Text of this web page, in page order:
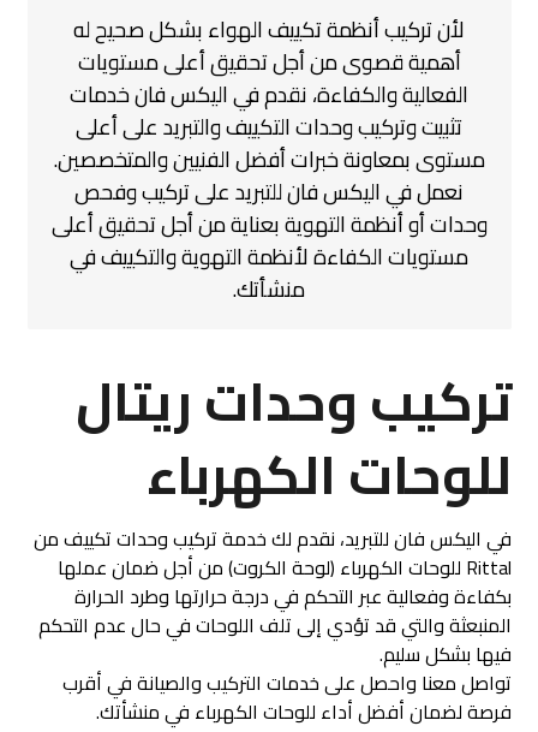
لأن تركيب أنظمة تكييف الهواء بشكل صحيح له
أهمية قصوى من أجل تحقيق أعلى مستويات
الفعالية والكفاءة، نقدم في اليكس فان خدمات
تثبيت وتركيب وحدات التكييف والتبريد على أعلى
مستوى بمعاونة خبرات أفضل الفنيين والمتخصصين.
نعمل في اليكس فان للتبريد على تركيب وفحص
وحدات أو أنظمة التهوية بعناية من أجل تحقيق أعلى
مستويات الكفاءة لأنظمة التهوية والتكييف في
منشأتك.
تركيب وحدات ريتال
للوحات الكهرباء
في اليكس فان للتبريد، نقدم لك خدمة تركيب وحدات تكييف من
Rittal للوحات الكهرباء (لوحة الكروت) من أجل ضمان عملها
بكفاءة وفعالية عبر التحكم في درجة حرارتها وطرد الحرارة
المنبعثة والتي قد تؤدي إلى تلف اللوحات في حال عدم التحكم
فيها بشكل سليم.
تواصل معنا واحصل على خدمات التركيب والصيانة في أقرب
فرصة لضمان أفضل أداء للوحات الكهرباء في منشأتك.